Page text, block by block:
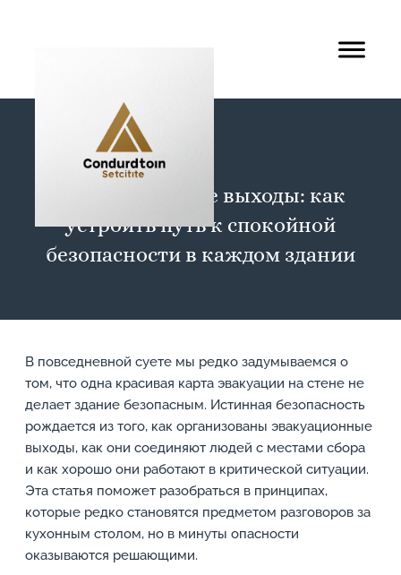
Эвакуационные выходы: как
устроить путь к спокойной
безопасности в каждом здании
В повседневной суете мы редко задумываемся о
том, что одна красивая карта эвакуации на стене не
делает здание безопасным. Истинная безопасность
рождается из того, как организованы эвакуационные
выходы, как они соединяют людей с местами сбора
и как хорошо они работают в критической ситуации.
Эта статья поможет разобраться в принципах,
которые редко становятся предметом разговоров за
кухонным столом, но в минуты опасности
оказываются решающими.